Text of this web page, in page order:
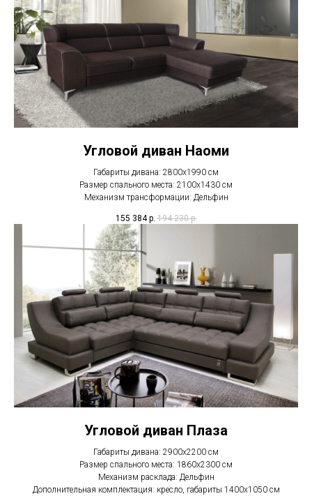
Угловой диван Наоми
Габариты дивана: 2800х1990 см
Размер спального места: 2100х1430 см
Механизм трансформации: Дельфин
155 384 р. 194 230 р.
Угловой диван Плаза
Габариты дивана: 2900х2200 см
Размер спального места: 1860х2300 см
Механизм расклада: Дельфин
Дополнительная комплектация: кресло, габариты 1400х1050 см